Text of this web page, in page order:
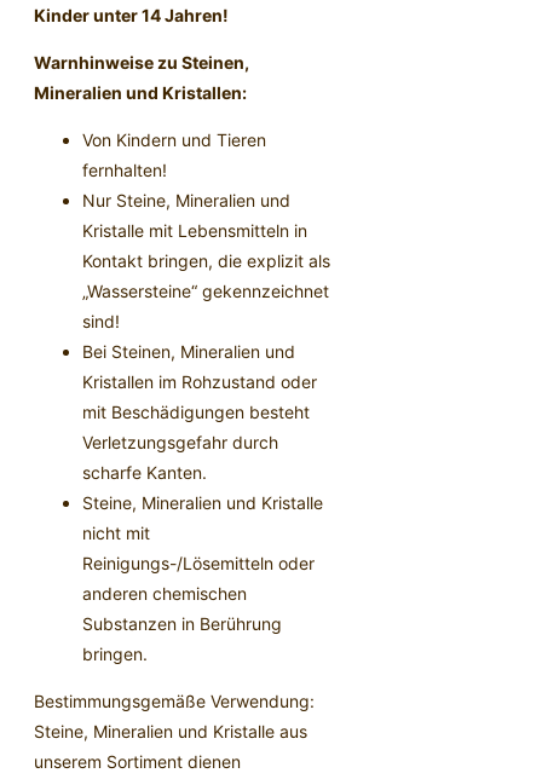
Kinder unter 14 Jahren!
Warnhinweise zu Steinen,
Mineralien und Kristallen:
Von Kindern und Tieren
fernhalten!
Nur Steine, Mineralien und
Kristalle mit Lebensmitteln in
Kontakt bringen, die explizit als
„Wassersteine“ gekennzeichnet
sind!
Bei Steinen, Mineralien und
Kristallen im Rohzustand oder
mit Beschädigungen besteht
Verletzungsgefahr durch
scharfe Kanten.
Steine, Mineralien und Kristalle
nicht mit
Reinigungs-/Lösemitteln oder
anderen chemischen
Substanzen in Berührung
bringen.
Bestimmungsgemäße Verwendung:
Steine, Mineralien und Kristalle aus
unserem Sortiment dienen